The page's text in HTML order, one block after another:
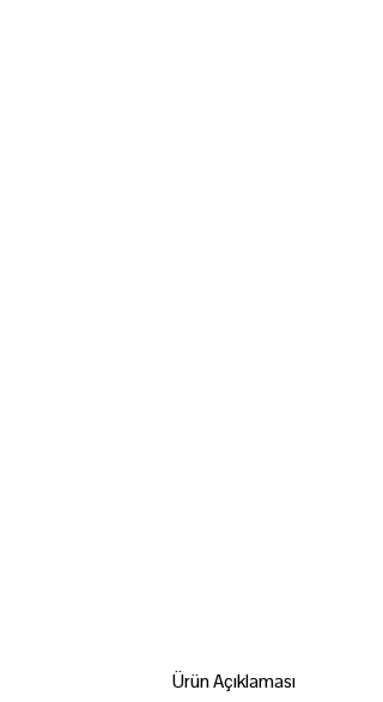
Ürün Açıklaması